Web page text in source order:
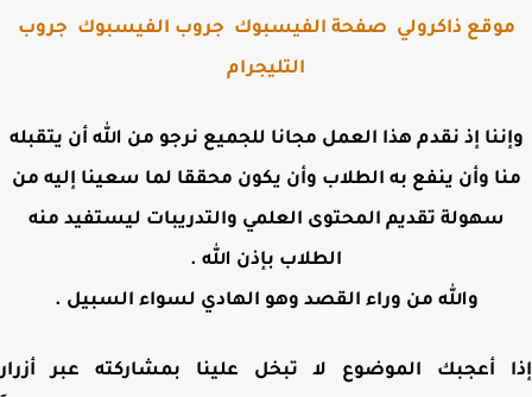
ذاكرولي صفحة الفيسبوك جروب الفيسبوك جروب
التليجرام
إذ نقدم هذا العمل مجانا للجميع نرجو من الله أن يتقبله
وأن ينفع به الطلاب وأن يكون محققا لما سعينا إليه من
سهولة تقديم المحتوى العلمي والتدريبات ليستفيد منه
الطلاب بإذن الله .
والله من وراء القصد وهو الهادي لسواء السبيل .
أعجبك الموضوع لا تبخل علينا بمشاركته عبر أزرار